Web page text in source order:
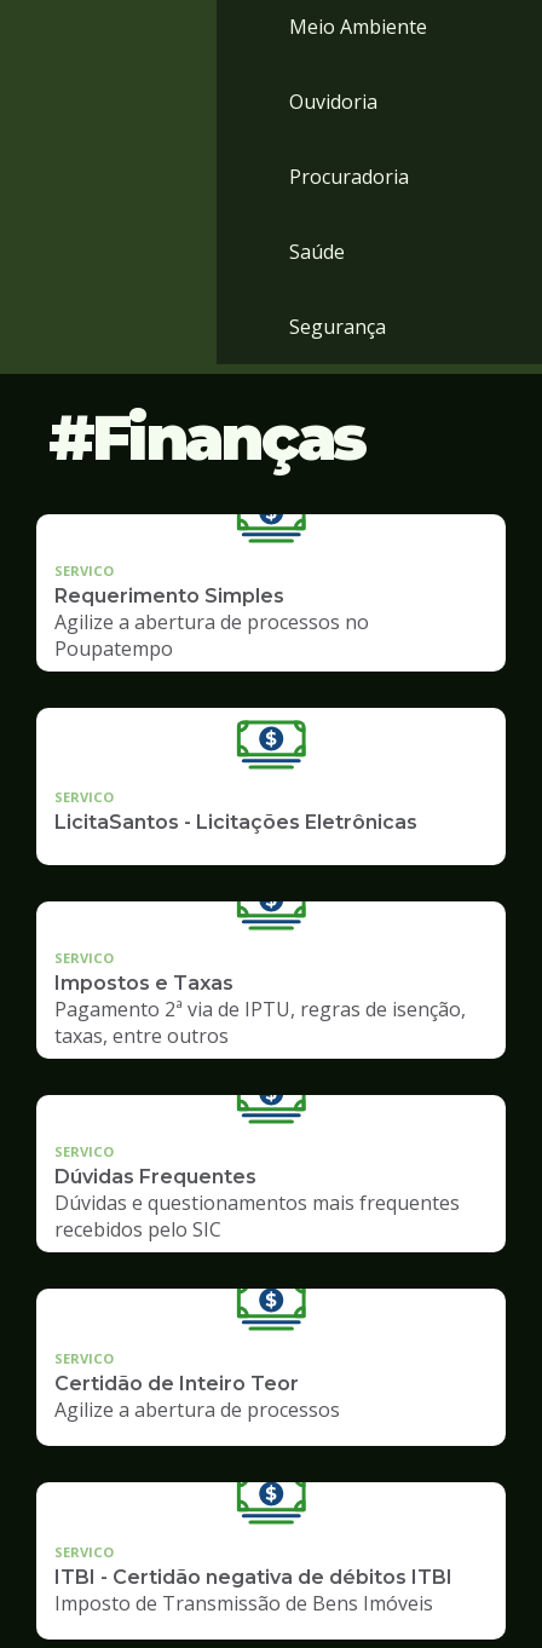
Meio Ambiente
Ouvidoria
Procuradoria
Saúde
Segurança
Finanças
SERVICO
Requerimento Simples
Agilize a abertura de processos no
Poupatempo
SERVICO
LicitaSantos - Licitações Eletrônicas
SERVICO
Impostos e Taxas
Pagamento 2ª via de IPTU, regras de isenção,
taxas, entre outros
SERVICO
Dúvidas Frequentes
Dúvidas e questionamentos mais frequentes
recebidos pelo SIC
SERVICO
Certidão de Inteiro Teor
Agilize a abertura de processos
SERVICO
ITBI - Certidão negativa de débitos ITBI
Imposto de Transmissão de Bens Imóveis